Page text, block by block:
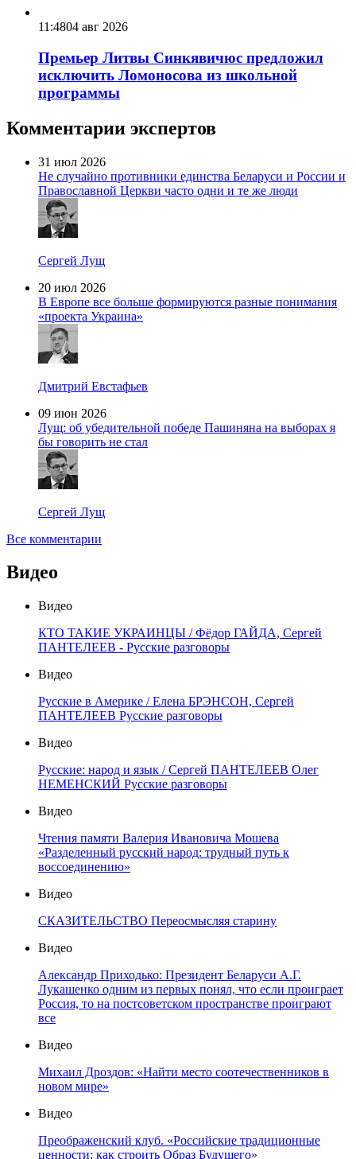
11:4804 авг 2026
Премьер Литвы Синкявичюс предложил
исключить Ломоносова из школьной
программы
Комментарии экспертов
31 июл 2026
Не случайно противники единства Беларуси и России и
Православной Церкви часто одни и те же люди
Сергей Лущ
20 июл 2026
В Европе все больше формируются разные понимания
«проекта Украина»
Дмитрий Евстафьев
09 июн 2026
Лущ: об убедительной победе Пашиняна на выборах я
бы говорить не стал
Сергей Лущ
Все комментарии
Видео
Видео
КТО ТАКИЕ УКРАИНЦЫ / Фёдор ГАЙДА, Сергей
ПАНТЕЛЕЕВ - Русские разговоры
Видео
Русские в Америке / Елена БРЭНСОН, Сергей
ПАНТЕЛЕЕВ Русские разговоры
Видео
Русские: народ и язык / Сергей ПАНТЕЛЕЕВ Олег
НЕМЕНСКИЙ Русские разговоры
Видео
Чтения памяти Валерия Ивановича Мошева
«Разделенный русский народ: трудный путь к
воссоединению»
Видео
СКАЗИТЕЛЬСТВО Переосмысляя старину
Видео
Александр Приходько: Президент Беларуси А.Г.
Лукашенко одним из первых понял, что если проиграет
Россия, то на постсоветском пространстве проиграют
все
Видео
Михаил Дроздов: «Найти место соотечественников в
новом мире»
Видео
Преображенский клуб. «Российские традиционные
ценности: как строить Образ Будущего»